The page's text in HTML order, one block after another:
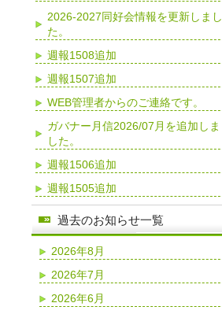
2026-2027同好会情報を更新しまし
た。
週報1508追加
週報1507追加
WEB管理者からのご連絡です。
ガバナー月信2026/07月を追加しま
した。
週報1506追加
週報1505追加
過去のお知らせ一覧
2026年8月
2026年7月
2026年6月